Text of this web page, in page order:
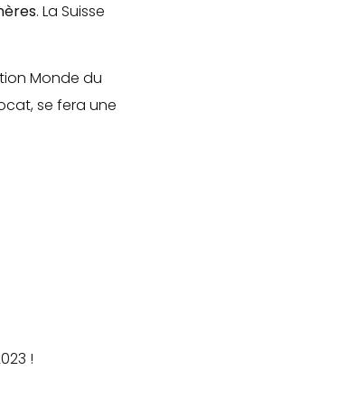
. La Suisse
Monde du
se fera une
!